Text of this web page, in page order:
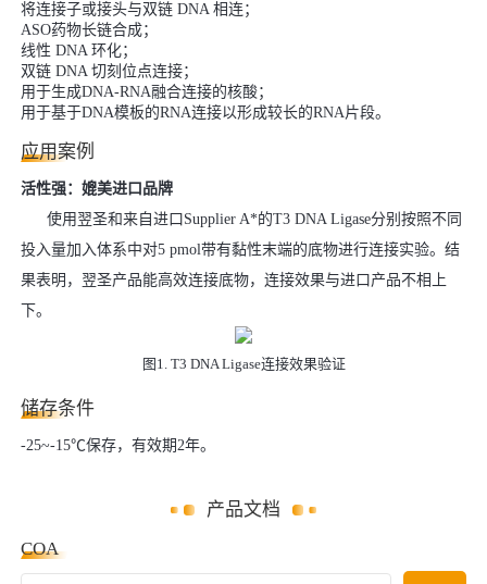
将连接子或接头与双链 DNA 相连；
ASO药物长链合成；
线性 DNA 环化；
双链 DNA 切刻位点连接；
用于生成DNA-RNA融合连接的核酸；
用于基于DNA模板的RNA连接以形成较长的RNA片段。
应用案例
活性强：媲美进口品牌
使用翌圣和来自进口Supplier A*的T3 DNA Ligase分别按照不同
投入量加入体系中对5 pmol带有黏性末端的底物进行连接实验。结
果表明，翌圣产品能高效连接底物，连接效果与进口产品不相上
下。
图1. T3 DNA Ligase连接效果验证
储存条件
-25~-15℃保存，有效期2年。
产品文档
COA